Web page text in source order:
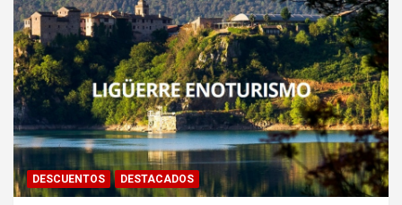
DESCUENTOS DESTACADOS